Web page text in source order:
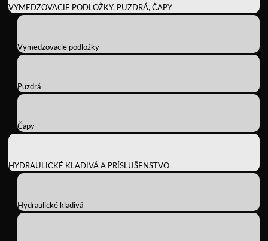
VYMEDZOVACIE PODLOŽKY, PUZDRÁ, ČAPY
Vymedzovacie podložky
Puzdrá
Čapy
HYDRAULICKÉ KLADIVÁ A PRÍSLUŠENSTVO
Hydraulické kladivá